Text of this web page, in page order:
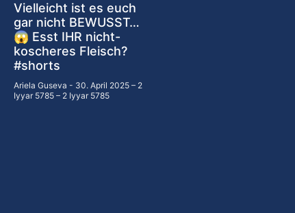
Vielleicht ist es euch
gar nicht BEWUSST…
😱 Esst IHR nicht-
koscheres Fleisch?
#shorts
Ariela Guseva
30. April 2025 – 2
Iyyar 5785 – 2 Iyyar 5785